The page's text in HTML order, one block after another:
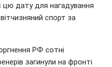
цю дату для нагадування
спорт за
РФ сотні
загинули на фронті